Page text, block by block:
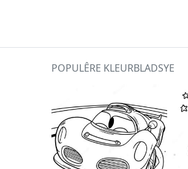
POPULÊRE KLEURBLADSYE